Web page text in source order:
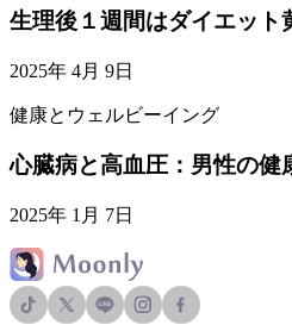
生理後１週間はダイエット
2025年 4月 9日
健康とウェルビーイング
心臓病と高血圧：男性の健
2025年 1月 7日